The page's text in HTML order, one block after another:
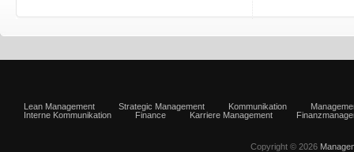
Lean Management Strategic Management Kommunikation
Interne Kommunikation
Finance Karriere Management
Copyright © 2026